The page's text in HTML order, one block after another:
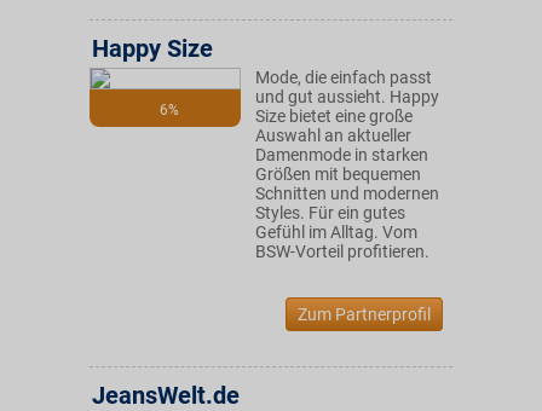
6%
Happy Size
Mode, die einfach passt
und gut aussieht. Happy
Size bietet eine große
Auswahl an aktueller
Damenmode in starken
Größen mit bequemen
Schnitten und modernen
Styles. Für ein gutes
Gefühl im Alltag. Vom
BSW-Vorteil profitieren.
Zum Partnerprofil
JeansWelt.de